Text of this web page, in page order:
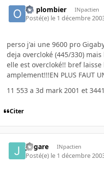
oh plombier INpactien
Posté(e) le 1 décembre
perso j'ai une 9600 pro
deja overcloké (445/330)
elle est overcloké!! bref
amplement!!!EN PLUS FAUT
11 553 a 3d mark 2001 et
Citer
jingare INpactien
Posté(e) le 1 décembre